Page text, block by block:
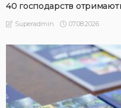
40 господарств
Superadmin 07.08.2026